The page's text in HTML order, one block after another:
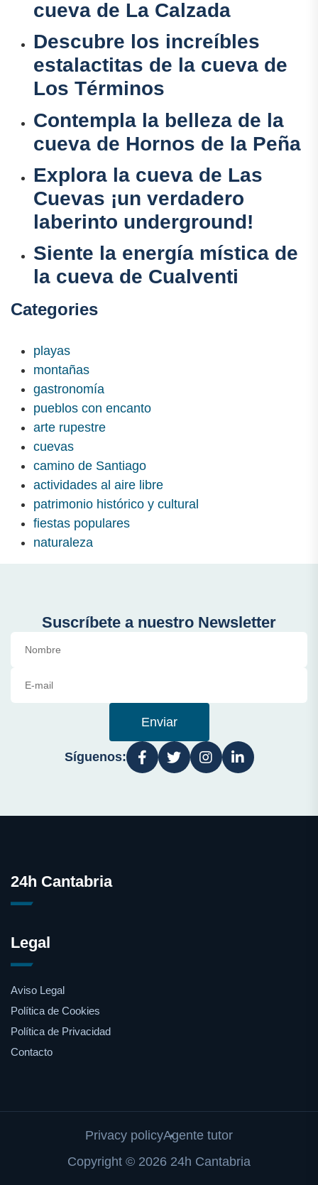
cueva de La Calzada
Descubre los increíbles
estalactitas de la cueva de
Los Términos
Contempla la belleza de la
cueva de Hornos de la Peña
Explora la cueva de Las
Cuevas ¡un verdadero
laberinto underground!
Siente la energía mística de
la cueva de Cualventi
Categories
playas
montañas
gastronomía
pueblos con encanto
arte rupestre
cuevas
camino de Santiago
actividades al aire libre
patrimonio histórico y cultural
fiestas populares
naturaleza
Suscríbete a nuestro Newsletter
Enviar
Síguenos:
24h Cantabria
Legal
Aviso Legal
Política de Cookies
Política de Privacidad
Contacto
Privacy policyAgente tutor
Copyright © 2026 24h Cantabria